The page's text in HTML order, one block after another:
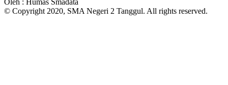
Oleh : Humas Smadata
© Copyright 2020, SMA Negeri 2 Tanggul. All rights reserved.